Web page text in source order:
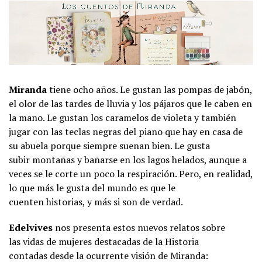
Mirandatiene ocho años. Le gustan las pompas de jabón,
el olor de las tardes de lluvia y los pájaros que le caben en
la mano. Le gustan los caramelos de violeta y también
jugar con las teclas negras del piano que hay en casa de
su abuela porque siempre suenan bien. Le gusta
subir montañas y bañarse en los lagos helados, aunque a
veces se le corte un poco la respiración. Pero, en realidad,
lo que más le gusta del mundo es que le
cuenten historias, y más si son de verdad.
Edelvives nos presenta estos nuevos relatos sobre
las vidas de mujeres destacadas de la Historia
contadas desde la ocurrente visión de Miranda: